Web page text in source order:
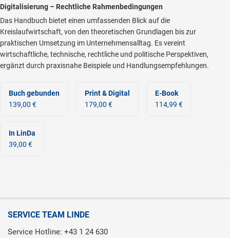
Digitalisierung – Rechtliche Rahmenbedingungen
Das Handbuch bietet einen umfassenden Blick auf die
Kreislaufwirtschaft, von den theoretischen Grundlagen bis zur
praktischen Umsetzung im Unternehmensalltag. Es vereint
wirtschaftliche, technische, rechtliche und politische Perspektiven,
ergänzt durch praxisnahe Beispiele und Handlungsempfehlungen.
Buch gebunden
139,00 €
Print & Digital
179,00 €
E-Book
114,99 €
In LinDa
39,00 €
SERVICE TEAM LINDE
Service Hotline: +43 1 24 630